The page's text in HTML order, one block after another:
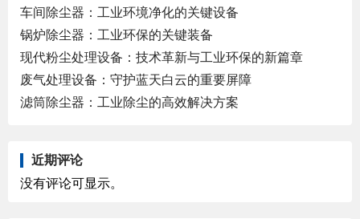
车间除尘器：工业环境净化的关键设备
锅炉除尘器：工业环保的关键装备
现代粉尘处理设备：技术革新与工业环保的新篇章
废气处理设备：守护蓝天白云的重要屏障
滤筒除尘器：工业除尘的高效解决方案
近期评论
没有评论可显示。